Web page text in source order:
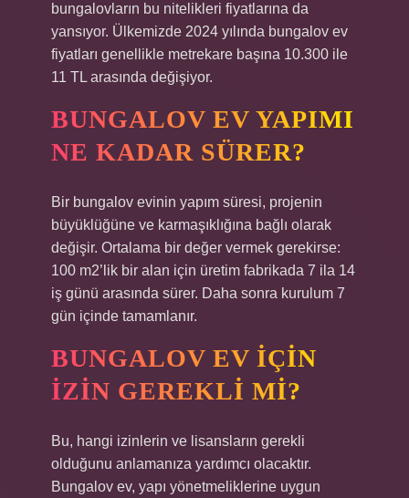
bungalovların bu nitelikleri fiyatlarına da
yansıyor. Ülkemizde 2024 yılında bungalov ev
fiyatları genellikle metrekare başına 10.300 ile
11 TL arasında değişiyor.
BUNGALOV EV YAPIMI
NE KADAR SÜRER?
Bir bungalov evinin yapım süresi, projenin
büyüklüğüne ve karmaşıklığına bağlı olarak
değişir. Ortalama bir değer vermek gerekirse:
100 m2’lik bir alan için üretim fabrikada 7 ila 14
iş günü arasında sürer. Daha sonra kurulum 7
gün içinde tamamlanır.
BUNGALOV EV IÇIN
IZIN GEREKLI MI?
Bu, hangi izinlerin ve lisansların gerekli
olduğunu anlamanıza yardımcı olacaktır.
Bungalov ev, yapı yönetmeliklerine uygun